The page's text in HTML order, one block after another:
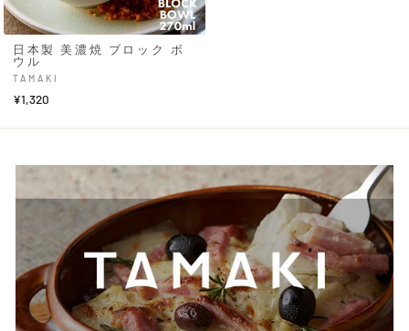
日本製 美濃焼 ブロック ボ
ウル
TAMAKI
¥1,320